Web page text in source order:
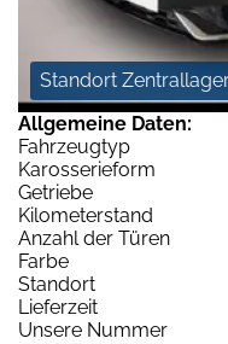
Standort
Allgemeine Daten:
Fahrzeugtyp
Karosserieform
Getriebe
Kilometerstand
Anzahl der Türen
Farbe
Standort
Lieferzeit
Unsere Nummer